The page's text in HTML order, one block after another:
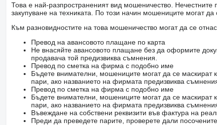
Това е най-разпространеният вид мошеничество. Нечестните
закупуване на техниката. По този начин мошениците могат
Към разновидностите на това мошеничество могат да се
Превод на авансовото плащане по карта
Не внасяйте авансовото плащане без да оформите
продавача той предизвиква съмнения.
Превод по сметка на фирма с подобно име
Бъдете внимателни, мошениците могат да се маскират
пари, ако названието на фирмата предизвиква
Превод по сметка на фирма с подобно име
Бъдете внимателни, мошениците могат да се маскират
пари, ако названието на фирмата предизвиква
Въвеждане на собствени реквизити във фактура на
Преди да преведете парите, проверете дали